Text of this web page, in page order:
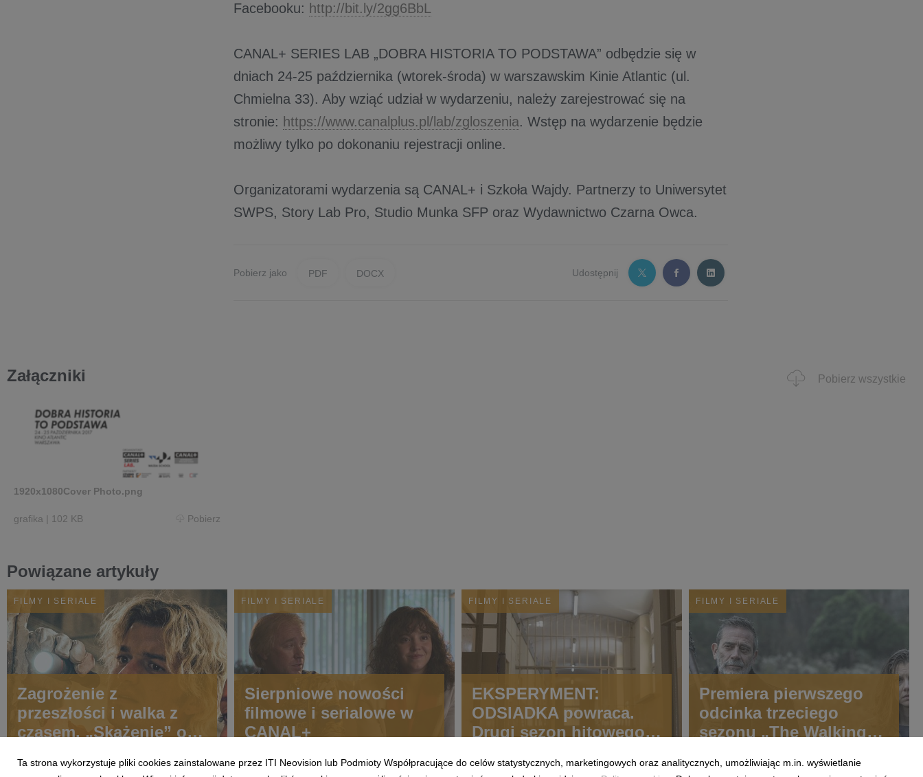
Facebooku: http://bit.ly/2gg6BbL
CANAL+ SERIES LAB „DOBRA HISTORIA TO PODSTAWA” odbędzie się w
dniach 24-25 października (wtorek-środa) w warszawskim Kinie Atlantic (ul.
Chmielna 33). Aby wziąć udział w wydarzeniu, należy zarejestrować się na
stronie: https://www.canalplus.pl/lab/zgloszenia. Wstęp na wydarzenie będzie
możliwy tylko po dokonaniu rejestracji online.
Organizatorami wydarzenia są CANAL+ i Szkoła Wajdy. Partnerzy to Uniwersytet
SWPS, Story Lab Pro, Studio Munka SFP oraz Wydawnictwo Czarna Owca.
Pobierz jako PDF DOCX Udostępnij
Załączniki Pobierz wszystkie
1920x1080Cover Photo.png
grafika | 102 KB Pobierz
Powiązane artykuły
FILMY I SERIALE
Zagrożenie z
przeszłości i walka z
czasem. „Skażenie” od
FILMY I SERIALE
Sierpniowe nowości
filmowe i serialowe w
CANAL+
FILMY I SERIALE
EKSPERYMENT:
ODSIADKA powraca.
Drugi sezon hitowego
nowej odsłonie już pod
FILMY I SERIALE
Premiera pierwszego
odcinka trzeciego
sezonu „The Walking
dziś w CANAL+
Ta strona wykorzystuje pliki cookies zainstalowane przez ITI Neovision lub Podmioty Współpracujące do celów statystycznych, marketingowych oraz analitycznych, umożliwiając m.in. wyświetlanie